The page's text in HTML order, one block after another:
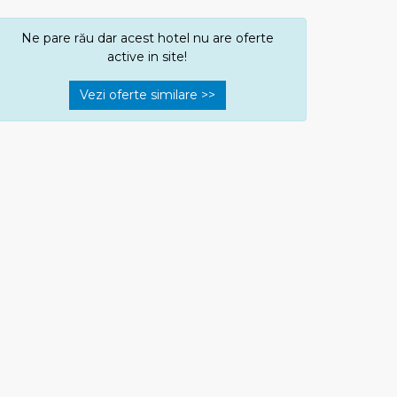
Ne pare rău dar acest hotel nu are oferte
active in site!
Vezi oferte similare >>